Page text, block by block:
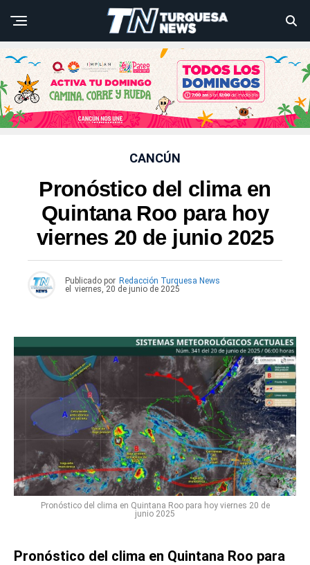
CANCÚN
Pronóstico del clima en
Quintana Roo para hoy
viernes 20 de junio 2025
Publicado por Redacción Turquesa News
el viernes, 20 de junio de 2025
Pronóstico del clima en Quintana Roo para hoy viernes 20 de
junio 2025
Pronóstico del clima en Quintana Roo para